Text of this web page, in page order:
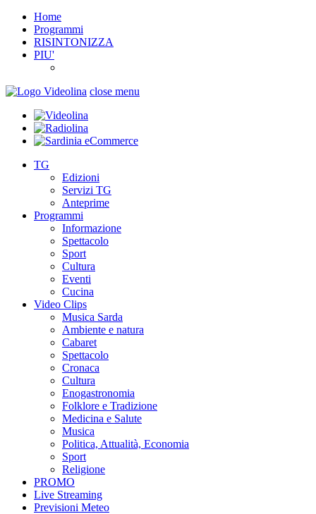
Home
Programmi
RISINTONIZZA
PIU'
close menu
TG
Edizioni
Servizi TG
Anteprime
Programmi
Informazione
Spettacolo
Sport
Cultura
Eventi
Cucina
Video Clips
Musica Sarda
Ambiente e natura
Cabaret
Spettacolo
Cronaca
Cultura
Enogastronomia
Folklore e Tradizione
Medicina e Salute
Musica
Politica, Attualità, Economia
Sport
Religione
PROMO
Live Streaming
Previsioni Meteo